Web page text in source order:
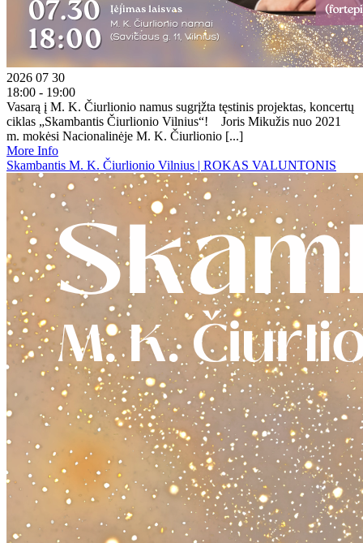
2026 07 30
18:00 - 19:00
Vasarą į M. K. Čiurlionio namus sugrįžta tęstinis projektas, koncertų
ciklas „Skambantis Čiurlionio Vilnius“! Joris Mikužis nuo 2021
m. mokėsi Nacionalinėje M. K. Čiurlionio [...]
More Info
Skambantis M. K. Čiurlionio Vilnius | ROKAS VALUNTONIS